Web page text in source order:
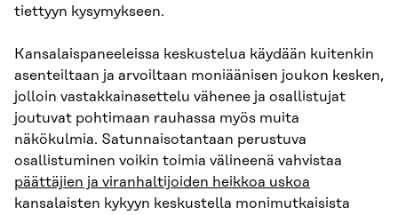
tiettyyn kysymykseen.
Kansalaispaneeleissa keskustelua käydään kuitenkin
asenteiltaan ja arvoiltaan moniäänisen joukon kesken,
jolloin vastakkainasettelu vähenee ja osallistujat
joutuvat pohtimaan rauhassa myös muita
näkökulmia. Satunnaisotantaan perustuva
osallistuminen voikin toimia välineenä vahvistaa
päättäjien ja viranhaltijoiden heikkoa uskoa
kansalaisten kykyyn keskustella monimutkaisista